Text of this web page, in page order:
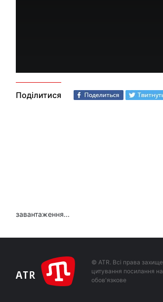
Поділитися
завантаження...
© ATR. Всі права
цитування посилання
обов'язкове